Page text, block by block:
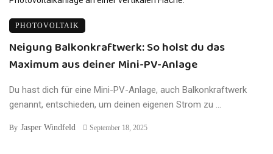
PHOTOVOLTAIK
Neigung Balkonkraftwerk: So holst du das
Maximum aus deiner Mini-PV-Anlage
Du hast dich für eine Mini-PV-Anlage, auch Balkonkraftwerk
genannt, entschieden, um deinen eigenen Strom zu ...
By Jasper Windfeld September 18, 2025